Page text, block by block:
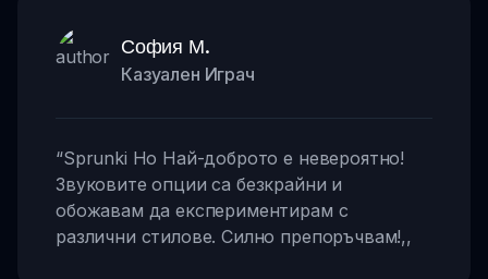
София М.
Казуален Играч
“Sprunki Но Най-доброто е невероятно!
Звуковите опции са безкрайни и
обожавам да експериментирам с
различни стилове. Силно препоръчвам!,,